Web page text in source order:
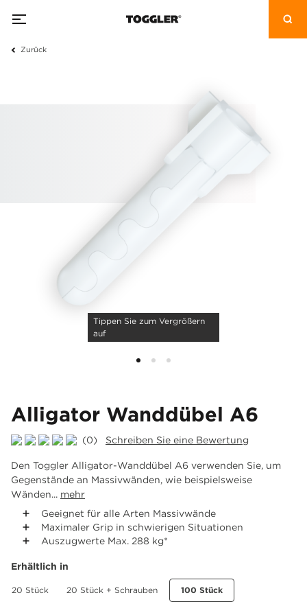
Zurück
Tippen Sie zum Vergrößern
auf
Alligator Wanddübel A6
(0) Schreiben Sie eine Bewertung
Den Toggler Alligator-Wanddübel A6 verwenden Sie, um
Gegenstände an Massivwänden, wie beispielsweise
Wänden... mehr
Geeignet für alle Arten Massivwände
Maximaler Grip in schwierigen Situationen
Auszugwerte Max. 288 kg*
Erhältlich in
20 Stück 20 Stück + Schrauben 100 Stück